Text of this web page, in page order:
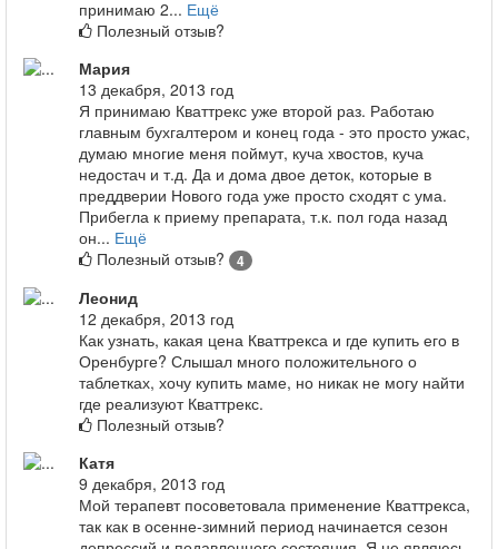
принимаю 2... Ещё
Полезный отзыв?
Мария
13 декабря, 2013 год
Я принимаю Кваттрекс уже второй раз. Работаю
главным бухгалтером и конец года - это просто ужас,
думаю многие меня поймут, куча хвостов, куча
недостач и т.д. Да и дома двое деток, которые в
преддверии Нового года уже просто сходят с ума.
Прибегла к приему препарата, т.к. пол года назад
он... Ещё
Полезный отзыв?
4
Леонид
12 декабря, 2013 год
Как узнать, какая цена Кваттрекса и где купить его в
Оренбурге? Слышал много положительного о
таблетках, хочу купить маме, но никак не могу найти
где реализуют Кваттрекс.
Полезный отзыв?
Катя
9 декабря, 2013 год
Мой терапевт посоветовала применение Кваттрекса,
так как в осенне-зимний период начинается сезон